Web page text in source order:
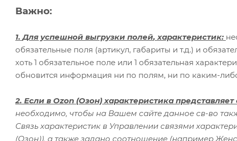
Важно:
1.Для успешной выгрузки полей, характеристик:
обязательные поля (артикул, габариты и т.д.) и
хоть 1 обязательное поле или 1 обязательная
обновится информация ни по полям, ни по каким-
2. Если в Ozon (Озон) характеристика
необходимо, чтобы на Вашем сайте данное св-во
Связь характеристик в Управлении связями
(Озон)), а также задано соотношение (например